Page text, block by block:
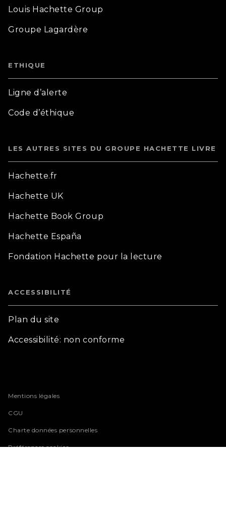
Louis Hachette Group
Groupe Lagardère
ETHIQUE
Ligne d’alerte
Code d’éthique
LES AUTRES SITES DU GROUPE HACHETTE LIVRE
Hachette.fr
Hachette UK
Hachette Book Group
Hachette España
Fondation Hachette pour la lecture
ACCESSIBILITÉ
Plan du site
Accessibilité: non conforme
Mentions légales
CGU
Charte données personnelles
Préférences cookies